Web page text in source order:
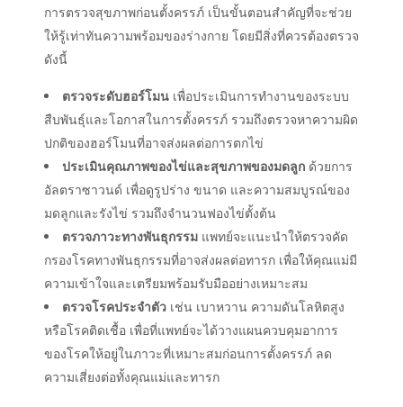
การตรวจสุขภาพก่อนตั้งครรภ์ เป็นขั้นตอนสำคัญที่จะช่วย
ให้รู้เท่าทันความพร้อมของร่างกาย โดยมีสิ่งที่ควรต้องตรวจ
ดังนี้
ตรวจระดับฮอร์โมน เพื่อประเมินการทำงานของระบบ
สืบพันธุ์และโอกาสในการตั้งครรภ์ รวมถึงตรวจหาความผิด
ปกติของฮอร์โมนที่อาจส่งผลต่อการตกไข่
ประเมินคุณภาพของไข่และสุขภาพของมดลูก ด้วยการ
อัลตราซาวนด์ เพื่อดูรูปร่าง ขนาด และความสมบูรณ์ของ
มดลูกและรังไข่ รวมถึงจำนวนฟองไข่ตั้งต้น
ตรวจภาวะทางพันธุกรรม แพทย์จะแนะนำให้ตรวจคัด
กรองโรคทางพันธุกรรมที่อาจส่งผลต่อทารก เพื่อให้คุณแม่มี
ความเข้าใจและเตรียมพร้อมรับมืออย่างเหมาะสม
ตรวจโรคประจำตัว เช่น เบาหวาน ความดันโลหิตสูง
หรือโรคติดเชื้อ เพื่อที่แพทย์จะได้วางแผนควบคุมอาการ
ของโรคให้อยู่ในภาวะที่เหมาะสมก่อนการตั้งครรภ์ ลด
ความเสี่ยงต่อทั้งคุณแม่และทารก